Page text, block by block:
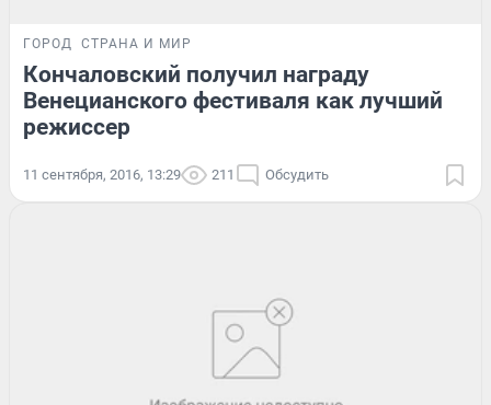
ГОРОД СТРАНА И МИР
Кончаловский получил награду
Венецианского фестиваля как лучший
режиссер
11 сентября, 2016, 13:29 211 Обсудить